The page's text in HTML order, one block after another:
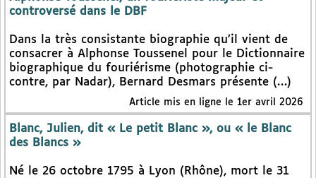
controversé dans le DBF
Dans la très consistante biographie qu’il vient de
consacrer à Alphonse Toussenel pour le Dictionnaire
biographique du fouriérisme (photographie ci-
contre, par Nadar), Bernard Desmars présente (…)
Article mis en ligne le 1er avril 2026
Blanc, Julien, dit « Le petit Blanc », ou « le Blanc
des Blancs »
Né le 26 octobre 1795 à Lyon (Rhône), mort le 31